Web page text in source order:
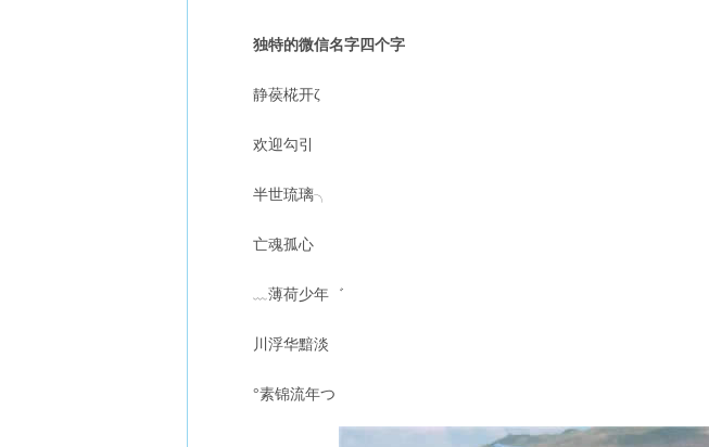
独特的微信名字四个字
静葔椛开ζ
欢迎勾引
半世琉璃╮
亡魂孤心
﹏薄荷少年゛
川浮华黯淡
°素锦流年つ